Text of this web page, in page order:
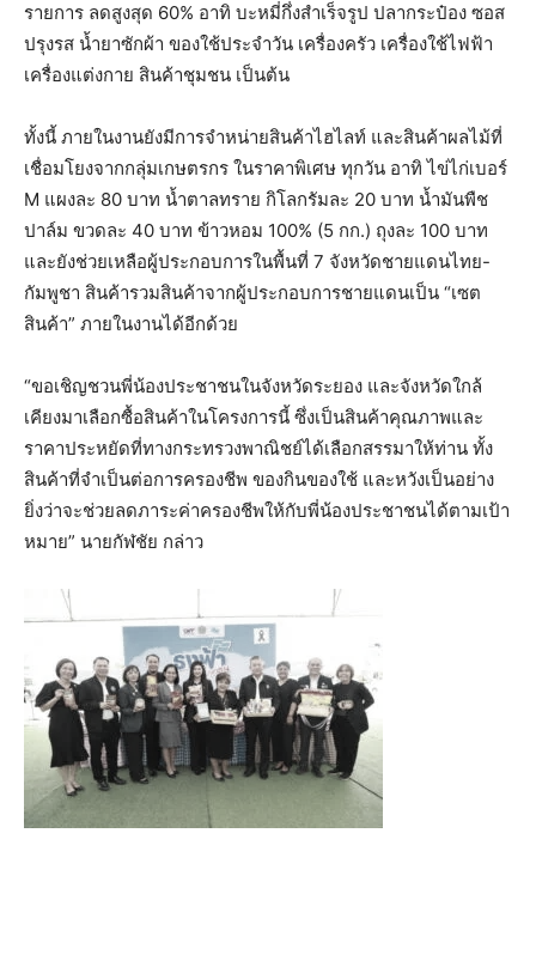
รายการ ลดสูงสุด 60% อาทิ บะหมี่กึ่งสำเร็จรูป ปลากระป๋อง ซอส
ปรุงรส น้ำยาซักผ้า ของใช้ประจำวัน เครื่องครัว เครื่องใช้ไฟฟ้า
เครื่องแต่งกาย สินค้าชุมชน เป็นต้น
ทั้งนี้ ภายในงานยังมีการจำหน่ายสินค้าไฮไลท์ และสินค้าผลไม้ที่
เชื่อมโยงจากกลุ่มเกษตรกร ในราคาพิเศษ ทุกวัน อาทิ ไข่ไก่เบอร์
M แผงละ 80 บาท น้ำตาลทราย กิโลกรัมละ 20 บาท น้ำมันพืช
ปาล์ม ขวดละ 40 บาท ข้าวหอม 100% (5 กก.) ถุงละ 100 บาท
และยังช่วยเหลือผู้ประกอบการในพื้นที่ 7 จังหวัดชายแดนไทย-
กัมพูชา สินค้ารวมสินค้าจากผู้ประกอบการชายแดนเป็น “เซต
สินค้า” ภายในงานได้อีกด้วย
“ขอเชิญชวนพี่น้องประชาชนในจังหวัดระยอง และจังหวัดใกล้
เคียงมาเลือกซื้อสินค้าในโครงการนี้ ซึ่งเป็นสินค้าคุณภาพและ
ราคาประหยัดที่ทางกระทรวงพาณิชย์ได้เลือกสรรมาให้ท่าน ทั้ง
สินค้าที่จำเป็นต่อการครองชีพ ของกินของใช้ และหวังเป็นอย่าง
ยิ่งว่าจะช่วยลดภาระค่าครองชีพให้กับพี่น้องประชาชนได้ตามเป้า
หมาย” นายกัฬชัย กล่าว